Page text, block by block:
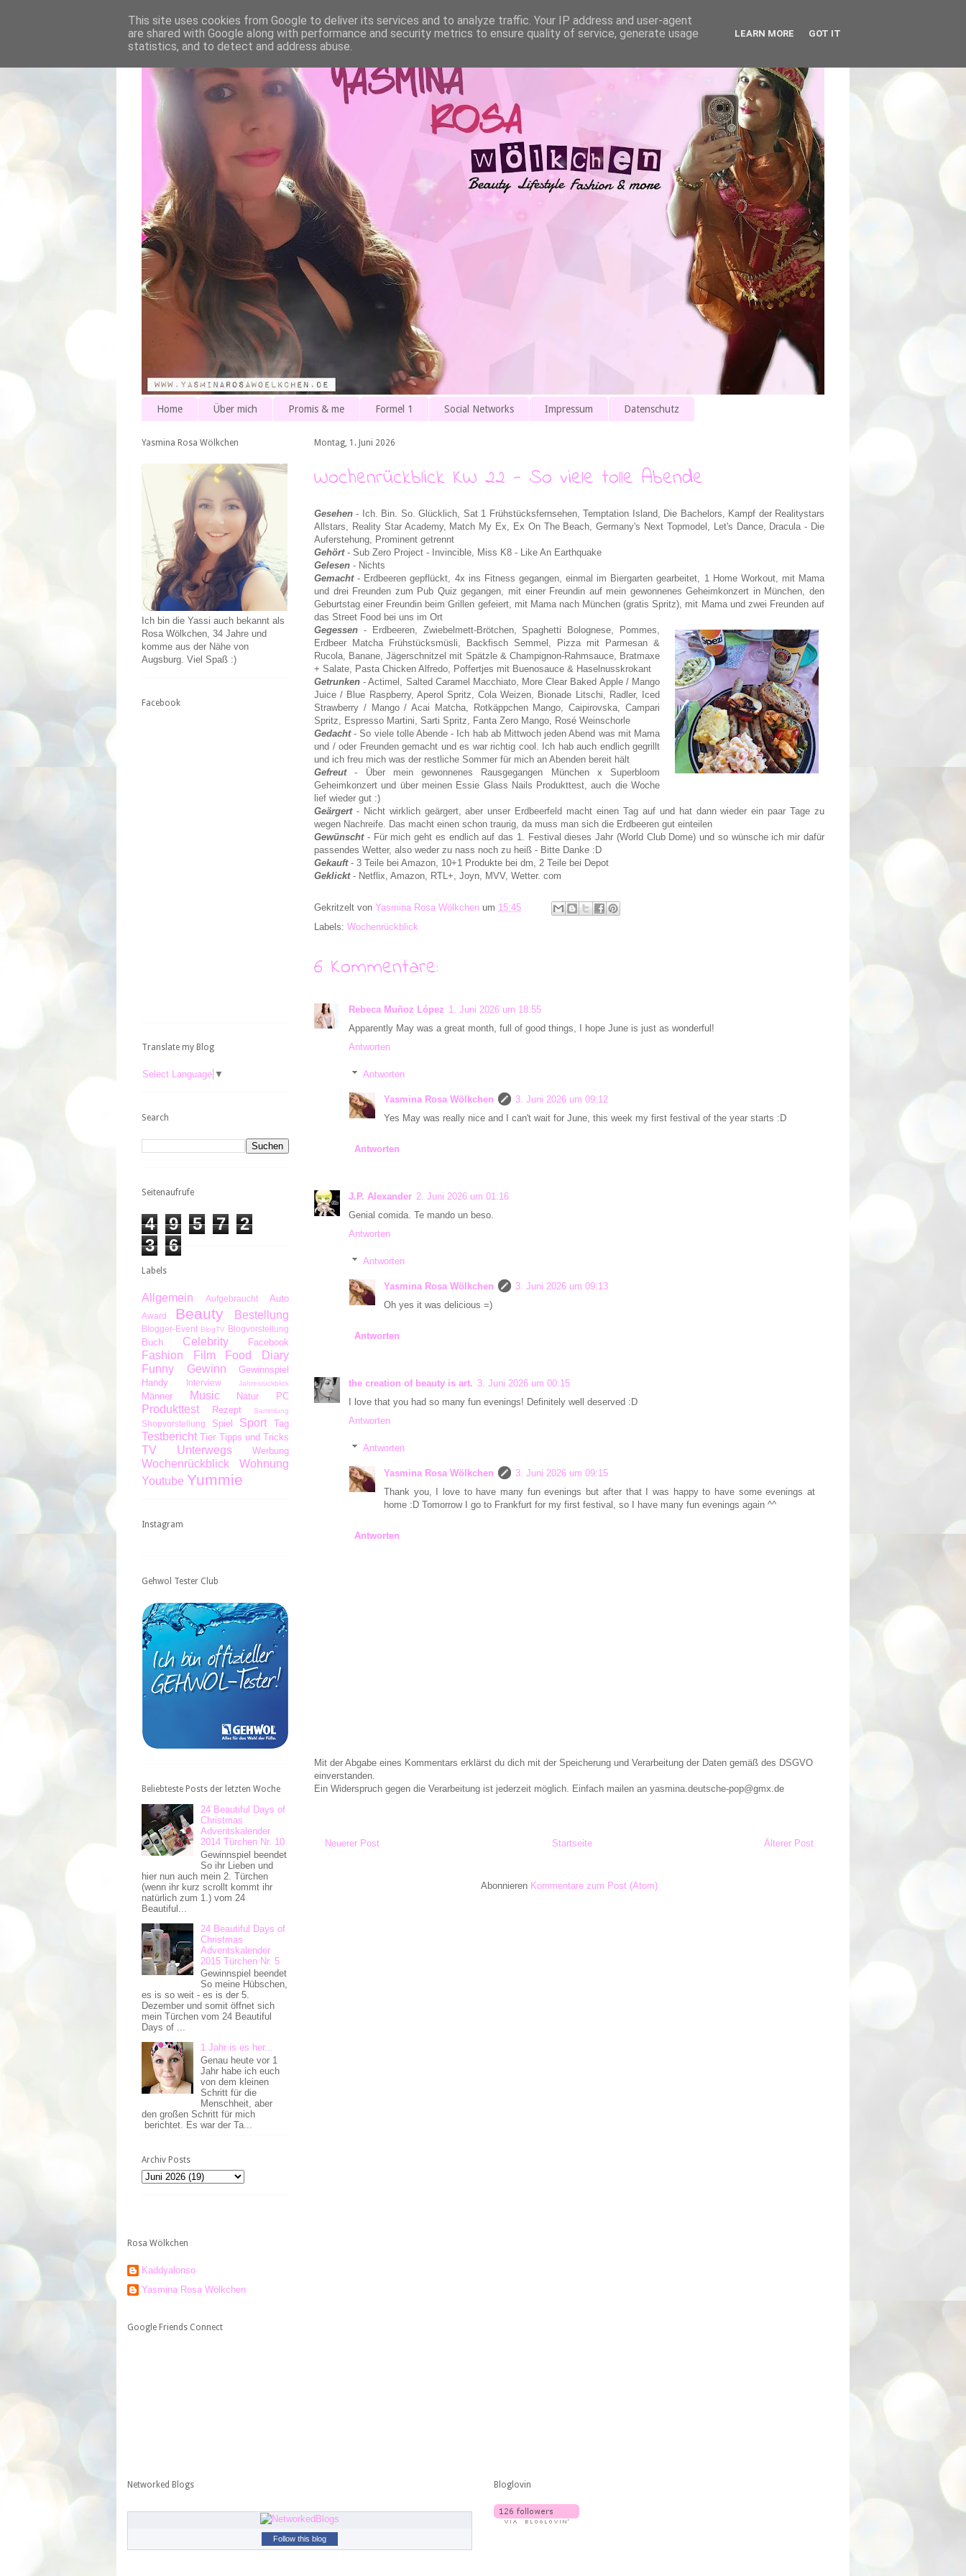
Home Über mich Promis & me Formel 1 Social Networks Impressum Datenschutz
Montag, 1. Juni 2026
Wochenrückblick KW 22 - So viele tolle Abende
Gesehen - Ich. Bin. So. Glücklich, Sat 1 Frühstücksfernsehen, Temptation Island, Die Bachelors, Kampf der Realitystars
Allstars, Reality Star Academy, Match My Ex, Ex On The Beach,Germany's Next Topmodel, Let's Dance, Dracula - Die
Auferstehung,
Prominent getrennt
Gehört- Sub Zero Project - Invincible, Miss K8 - Like An Earthquake
Gelesen - Nichts
Gemacht- Erdbeeren gepflückt, 4x ins Fitness gegangen, einmal im Biergarten gearbeitet, 1 Home Workout, mit Mama
und drei Freunden zum Pub Quiz gegangen, mit einer Freundin auf mein gewonnenes Geheimkonzert in München, den
Geburtstag einer Freundin beim Grillen gefeiert, mit Mama nach München (gratis Spritz), mit Mama und zwei Freunden auf
das Street Food bei uns im Ort
Gegessen - Erdbeeren,
Zwiebelmett-Brötchen, Spaghetti Bolognese, Pommes,
Erdbeer Matcha Frühstücksmüsli, Backfisch Semmel, Pizza mit Parmesan &
Rucola, Banane, Jägerschnitzel mit Spätzle & Champignon-Rahmsauce, Bratmaxe
+ Salate, Pasta Chicken Alfredo, Poffertjes mit Buenosauce & Haselnusskrokant
Getrunken - Actimel, Salted Caramel Macchiato, More Clear Baked Apple / Mango
Juice / Blue Raspberry, Aperol Spritz, Cola Weizen, Bionade Litschi, Radler, Iced
Strawberry / Mango / Acai Matcha, Rotkäppchen Mango, Caipirovska, Campari
Spritz, Espresso Martini, Sarti Spritz, Fanta Zero Mango, Rosé Weinschorle
Gedacht- So viele tolle Abende - Ich hab ab Mittwoch jeden Abend was mit Mama
und / oder Freunden gemacht und es war richtig cool. Ich hab auch endlich gegrillt
und ich freu mich was der restliche Sommer für mich an Abenden bereit hält
Gefreut- Über mein gewonnenes Rausgegangen München x Superbloom
Geheimkonzert und über meinen Essie Glass Nails Produkttest, auch die Woche
lief wieder gut :)
Geärgert- Nicht wirklich geärgert, aber unser Erdbeerfeld macht einen Tag auf und hat dann wieder ein paar Tage zu
wegen Nachreife. Das macht einen schon traurig, da muss man sich die Erdbeeren gut einteilen
Gewünscht- Für mich geht es endlich auf das 1. Festival dieses Jahr (World Club Dome) und so wünsche ich mir dafür
passendes Wetter, also weder zu nass noch zu heiß - Bitte Danke :D
Gekauft- 3 Teile bei Amazon, 10+1 Produkte bei dm, 2 Teile bei Depot
Geklickt- Netflix , Amazon , RTL+, Joyn, MVV, Wetter. com
Gekritzelt von Yasmina Rosa Wölkchen um 15:45
Labels: Wochenrückblick
6 Kommentare:
Rebeca Muñoz López 1. Juni 2026 um 18:55
Apparently May was a great month, full of good things, I hope June is just as wonderful!
Antworten
Antworten
Yasmina Rosa Wölkchen
3. Juni 2026 um 09:12
Yes May was really nice and I can't wait for June, this week my first festival of the year starts :D
Antworten
J.P. Alexander 2. Juni 2026 um 01:16
Genial comida. Te mando un beso.
Antworten
Antworten
Yasmina Rosa Wölkchen
3. Juni 2026 um 09:13
Oh yes it was delicious =)
Antworten
the creation of beauty is art. 3. Juni 2026 um 00:15
I love that you had so many fun evenings! Definitely well deserved :D
Antworten
Antworten
Yasmina Rosa Wölkchen
3. Juni 2026 um 09:15
Thank you, I love to have many fun evenings but after that I was happy to have some evenings at
home :D Tomorrow I go to Frankfurt for my first festival, so I have many fun evenings again ^^
Antworten
Mit der Abgabe eines Kommentars erklärst du dich mit der Speicherung und Verarbeitung der Daten gemäß des DSGVO
einverstanden.
Ein Widerspruch gegen die Verarbeitung ist jederzeit möglich. Einfach mailen an yasmina.deutsche-pop@gmx.de
Neuerer Post Älterer Post
Startseite
Abonnieren Kommentare zum Post (Atom)
Yasmina Rosa Wölkchen
Ich bin die Yassi auch bekannt als
Rosa Wölkchen, 34 Jahre und
komme aus der Nähe von
Augsburg. Viel Spaß :)
Facebook
Translate my Blog
Select Language ▼
Search
Seitenaufrufe
4 9 5 7
2
3
6
Labels
Allgemein Aufgebraucht Auto
Award Beauty Bestellung
Blogger-Event BlogTV Blogvorstellung
Buch Celebrity Facebook
Fashion Film
Food Diary
Funny
Gewinn
Gewinnspiel
Handy
Interview Jahresrückblick
Männer Music Natur PC
Produkttest Rezept Sammlung
Shopvorstellung Spiel Sport Tag
Testbericht Tier Tipps und Tricks
TV Unterwegs Werbung
Wochenrückblick
Wohnung
Youtube Yummie
Instagram
Gehwol Tester Club
Beliebteste Posts der letzten Woche
24 Beautiful Days of
Christmas
Adventskalender
2014 Türchen Nr. 10
Gewinnspiel beendet
So ihr Lieben und
hier nun auch mein 2. Türchen
(wenn ihr kurz scrollt kommt ihr
natürlich zum 1.) vom 24
Beautiful...
24 Beautiful Days of
Christmas
Adventskalender
2015 Türchen Nr. 5
Gewinnspiel beendet
So meine Hübschen,
es is so weit - es is der 5.
Dezember und somit öffnet sich
mein Türchen vom 24 Beautiful
Days of ...
1 Jahr is es her...
Genau heute vor 1
Jahr habe ich euch
von dem kleinen
Schritt für die
Menschheit, aber
den großen Schritt für mich
berichtet. Es war der Ta...
Archiv Posts
Rosa Wölkchen
Kaddyalonso
Yasmina Rosa Wölkchen
Google Friends Connect
Networked Blogs
Follow this blog
Bloglovin
This site uses cookies from Google to deliver its services and to analyze traffic. Your IP address and user-agent
are shared with Google along with performance and security metrics to ensure quality of service, generate usage
statistics, and to detect and address abuse.
LEARN MORE GOT IT